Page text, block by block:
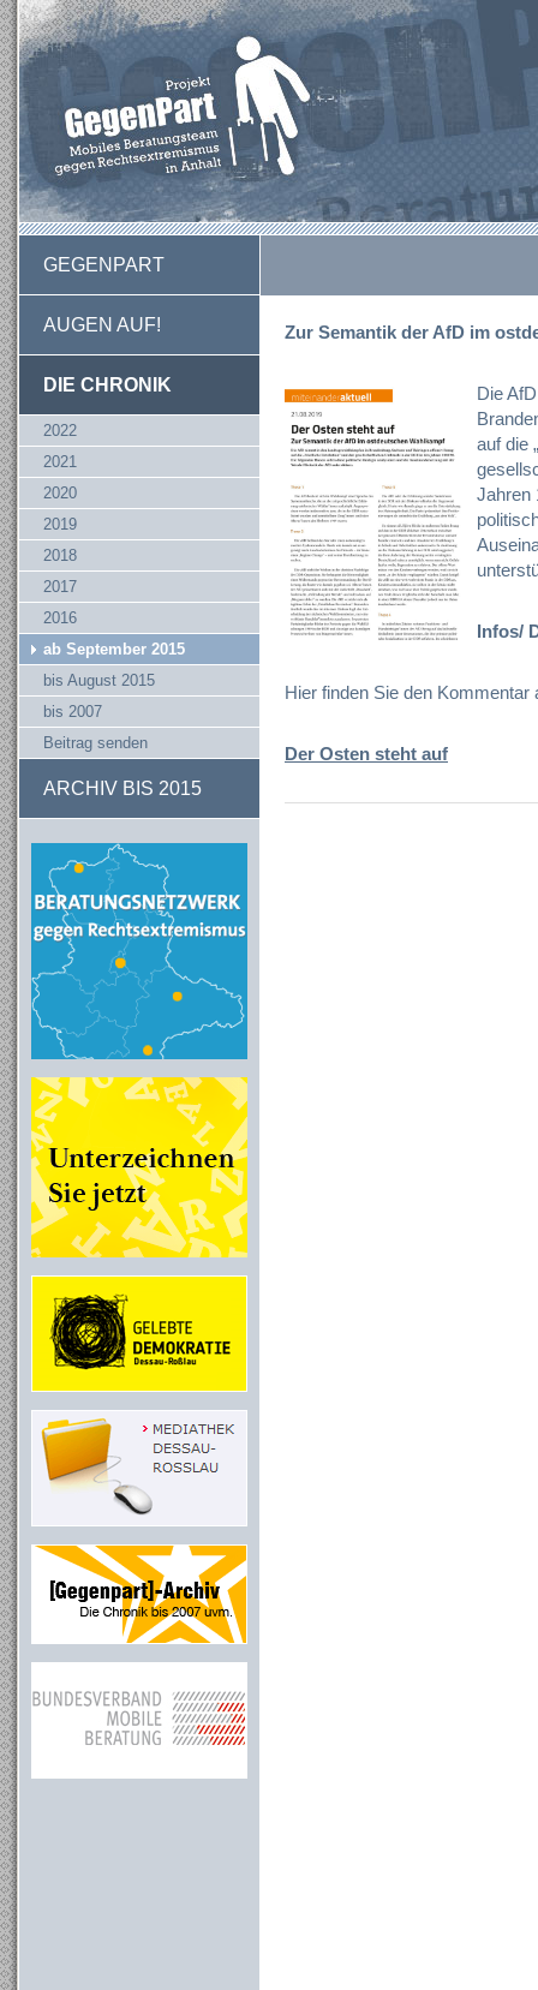
GEGENPART
AUGEN AUF!
DIE CHRONIK
2022
2021
2020
2019
2018
2017
2016
ab September 2015
bis August 2015
bis 2007
Beitrag senden
ARCHIV BIS 2015
Zur Semantik der AfD im
Die
auf die
Jahren
Infos/
Hier finden Sie den
Der Osten steht auf